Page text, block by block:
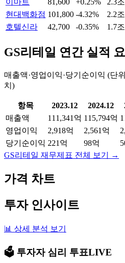
이마트
81,600 +0.25%
2.3조
현대백화점 101,800 -4.32%
2.2조
호텔신라
42,700 -0.35% 1.7조
GS리테일 연간 실적
매출액·영업이익·당기순이익 (단
치)
항목 2023.12 2024.12
매출액
111,341억 115,794억
영업이익
2,918억 2,561억
당기순이익 221억 98억
GS리테일 재무제표 전체 보기 →
가격 차트
투자 인사이트
📊 상세 분석 보기
🗳️ 투자자 심리 투표LIVE